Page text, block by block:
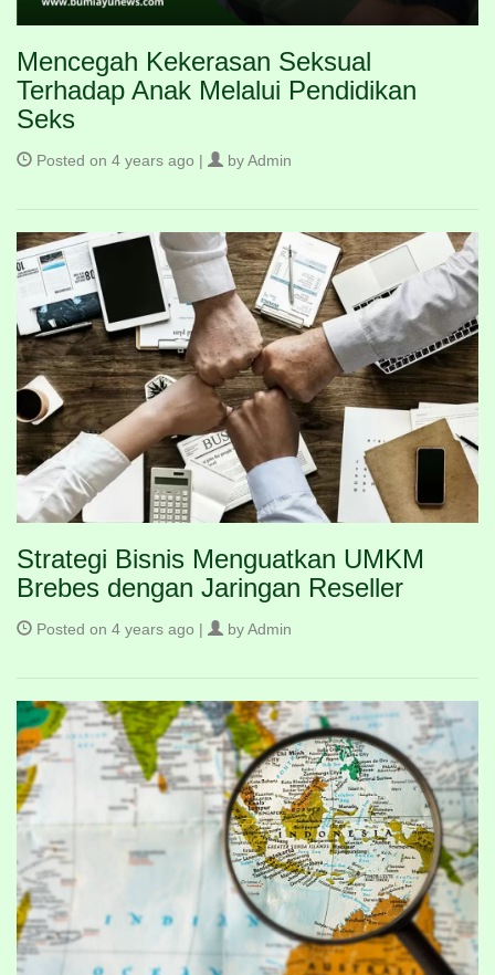
Mencegah Kekerasan Seksual
Terhadap Anak Melalui Pendidikan
Seks
Posted on 4 years ago | by Admin
Strategi Bisnis Menguatkan UMKM
Brebes dengan Jaringan Reseller
Posted on 4 years ago | by Admin